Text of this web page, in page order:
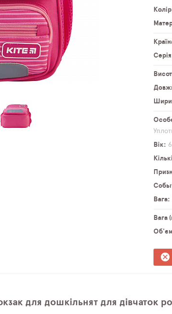
Колір
Серія
Вік
Вага
Вага
для дошкільнят для дівчаток